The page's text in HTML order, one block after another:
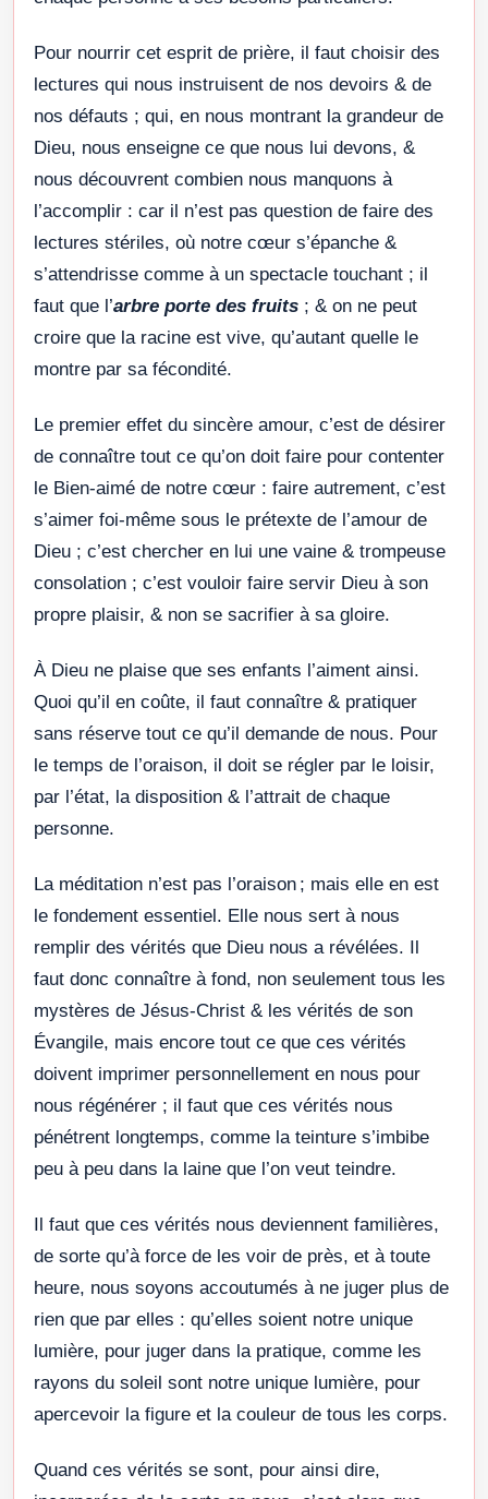
Pour nourrir cet esprit de prière, il faut choisir des
lectures qui nous instruisent de nos devoirs & de
nos défauts ; qui, en nous montrant la grandeur de
Dieu, nous enseigne ce que nous lui devons, &
nous découvrent combien nous manquons à
l’accomplir : car il n’est pas question de faire des
lectures stériles, où notre cœur s’épanche &
s’attendrisse comme à un spectacle touchant ; il
faut que l’arbre porte des fruits ; & on ne peut
croire que la racine est vive, qu’autant quelle le
montre par sa fécondité.
Le premier effet du sincère amour, c’est de désirer
de connaître tout ce qu’on doit faire pour contenter
le Bien-aimé de notre cœur : faire autrement, c’est
s’aimer foi-même sous le prétexte de l’amour de
Dieu ; c’est chercher en lui une vaine & trompeuse
consolation ; c’est vouloir faire servir Dieu à son
propre plaisir, & non se sacrifier à sa gloire.
À Dieu ne plaise que ses enfants l’aiment ainsi.
Quoi qu’il en coûte, il faut connaître & pratiquer
sans réserve tout ce qu’il demande de nous. Pour
le temps de l’oraison, il doit se régler par le loisir,
par l’état, la disposition & l’attrait de chaque
personne.
La méditation n’est pas l’oraison ; mais elle en est
le fondement essentiel. Elle nous sert à nous
remplir des vérités que Dieu nous a révélées. Il
faut donc connaître à fond, non seulement tous les
mystères de Jésus-Christ & les vérités de son
Évangile, mais encore tout ce que ces vérités
doivent imprimer personnellement en nous pour
nous régénérer ; il faut que ces vérités nous
pénétrent longtemps, comme la teinture s’imbibe
peu à peu dans la laine que l’on veut teindre.
Il faut que ces vérités nous deviennent familières,
de sorte qu’à force de les voir de près, et à toute
heure, nous soyons accoutumés à ne juger plus de
rien que par elles : qu’elles soient notre unique
lumière, pour juger dans la pratique, comme les
rayons du soleil sont notre unique lumière, pour
apercevoir la figure et la couleur de tous les corps.
Quand ces vérités se sont, pour ainsi dire,